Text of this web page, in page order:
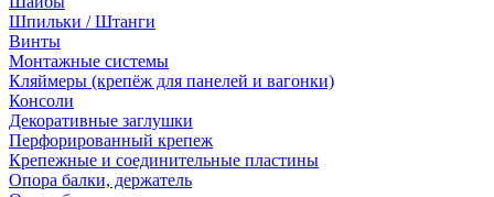
Шпильки / Штанги
Винты
Монтажные системы
Кляймеры (крепёж для панелей и вагонки)
Консоли
Декоративные заглушки
Перфорированный крепеж
Крепежные и соединительные пластины
Опора балки, держатель